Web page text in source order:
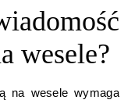
wesele?
na wesele wymaga